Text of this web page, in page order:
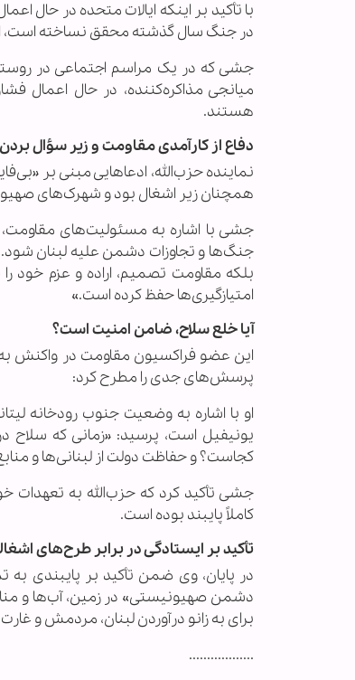
با تأکید بر اینکه ایالات متحده در حال
در جنگ سال گذشته محقق نساخته است،
جشی که در یک مراسم اجتماعی در
میانجی مذاکره‌کننده، در حال اعمال
هستند.
دفاع از کارآمدی مقاومت و زیر سؤال
نماینده حزب‌الله، ادعاهایی مبنی بر
همچنان زیر اشغال بود و شهرک‌های
جشی با اشاره به مسئولیت‌های
جنگ‌ها و تجاوزات دشمن علیه لبنان
بلکه مقاومت تصمیم، اراده و عزم خود
امتیازگیری‌ها حفظ کرده است.»
آیا خلع سلاح، ضامن امنیت است؟
این عضو فراکسیون مقاومت در واکنش
پرسش‌های جدی را مطرح کرد:
او با اشاره به وضعیت جنوب رودخانه
یونیفیل است، پرسید: «زمانی که سلاح
کجاست؟ و حفاظت دولت از لبنانی‌ها و
جشی تأکید کرد که حزب‌الله به تعهدات
کاملاً پایبند بوده است.
تأکید بر ایستادگی در برابر طرح‌های
در پایان، وی ضمن تأکید بر پایبندی به
دشمن صهیونیستی» در زمین، آب‌ها و
برای به زانو درآوردن لبنان، مردمش و
..................